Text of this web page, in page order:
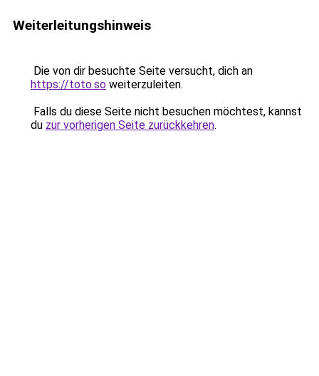
Weiterleitungshinweis
Die von dir besuchte Seite versucht, dich an
https://toto.so weiterzuleiten.
Falls du diese Seite nicht besuchen möchtest, kannst
du zur vorherigen Seite zurückkehren.